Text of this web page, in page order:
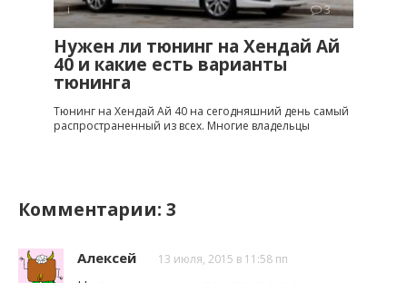
i 3
Нужен ли тюнинг на Хендай Ай
40 и какие есть варианты
тюнинга
Тюнинг на Хендай Ай 40 на сегодняшний день самый
распространенный из всех. Многие владельцы
Комментарии: 3
Алексей 13 июля, 2015 в 11:58 пп